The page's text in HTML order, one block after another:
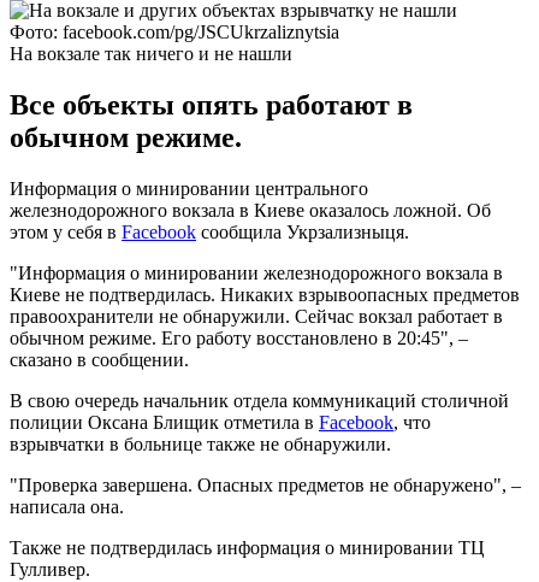
Фото: facebook.com/pg/JSCUkrzaliznytsia
На вокзале так ничего и не нашли
Все объекты опять работают в
обычном режиме.
Информация о минировании центрального
железнодорожного вокзала в Киеве оказалось ложной. Об
этом у себя в Facebook сообщила Укрзализныця.
"Информация о минировании железнодорожного вокзала в
Киеве не подтвердилась. Никаких взрывоопасных предметов
правоохранители не обнаружили. Сейчас вокзал работает в
обычном режиме. Его работу восстановлено в 20:45", –
сказано в сообщении.
В свою очередь начальник отдела коммуникаций столичной
полиции Оксана Блищик отметила в Facebook, что
взрывчатки в больнице также не обнаружили.
"Проверка завершена. Опасных предметов не обнаружено", –
написала она.
Также не подтвердилась информация о минировании ТЦ
Гулливер.